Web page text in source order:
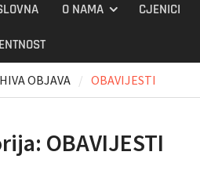
O NAMA CJENICI
OBJAVA OBAVIJESTI
OBAVIJESTI